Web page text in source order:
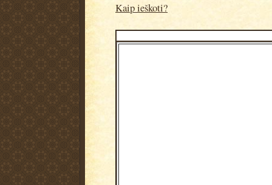
Kaip ieškoti?